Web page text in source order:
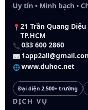
Uy tín • Minh bạch •
21 Trần Quang
TP.HCM
033 600 2860
www.duhoc.net
Đại diện 2.500+ trường
DỊCH VỤ